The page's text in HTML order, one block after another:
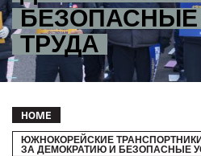
ТРУДА
Breadcrumb
HOME
ЮЖНОКОРЕЙСКИЕ
ЗА ДЕМОКРАТИЮ И БЕЗОПАСНЫЕ